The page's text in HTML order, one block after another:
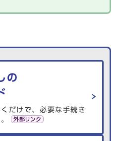
の
だけで、必要な手続き